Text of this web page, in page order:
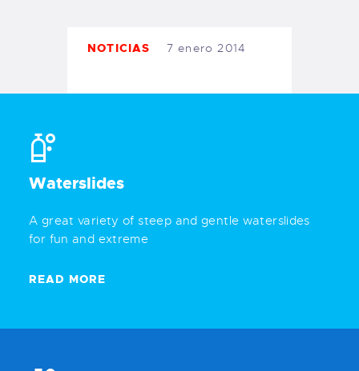
NOTICIAS 7 enero 2014
Waterslides
A great variety of steep and gentle waterslides
for fun and extreme
READ MORE